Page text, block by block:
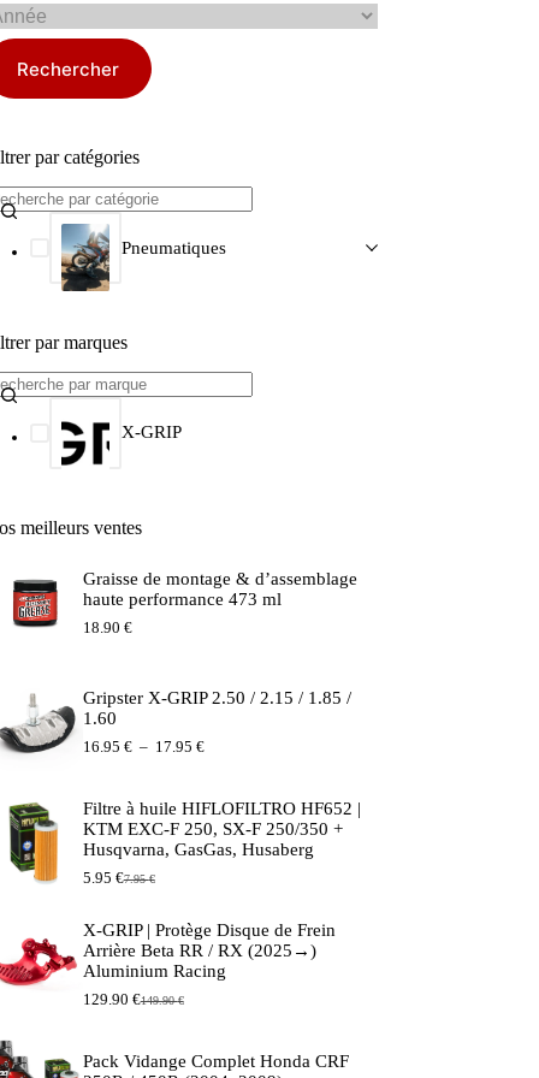
Rechercher
par catégories
Pneumatiques
par marques
X-GRIP
meilleurs ventes
Graisse de montage & d’assemblage
haute performance 473 ml
18.90 €
Gripster X-GRIP 2.50 / 2.15 / 1.85 /
1.60
16.95 € – 17.95 €Plage
16.95 €
à
17.95 €
Filtre à huile HIFLOFILTRO HF652 |
KTM EXC-F 250, SX-F 250/350 +
Husqvarna, GasGas, Husaberg
7.95€
Le
initial
était :
7.95 €.
5.95 €
Le
actuel
est :
5.95 €.
X-GRIP | Protège Disque de Frein
Arrière Beta RR / RX (2025→)
Aluminium Racing
149.90€
Le
était :
129.90 €
Le
est :
Pack Vidange Complet Honda CRF